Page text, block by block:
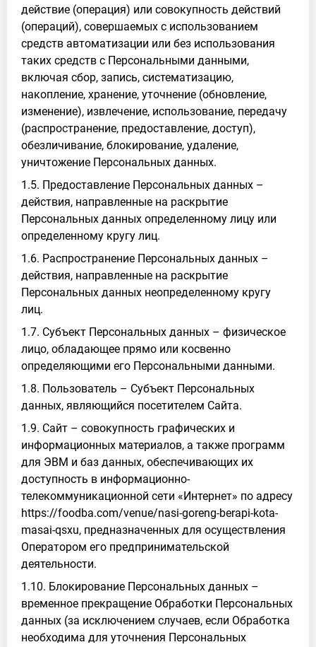
действие (операция) или совокупность действий
(операций), совершаемых с использованием
средств автоматизации или без использования
таких средств с Персональными данными,
включая сбор, запись, систематизацию,
накопление, хранение, уточнение (обновление,
изменение), извлечение, использование, передачу
(распространение, предоставление, доступ),
обезличивание, блокирование, удаление,
уничтожение Персональных данных.
1.5. Предоставление Персональных данных –
действия, направленные на раскрытие
Персональных данных определенному лицу или
определенному кругу лиц.
1.6. Распространение Персональных данных –
действия, направленные на раскрытие
Персональных данных неопределенному кругу
лиц.
1.7. Субъект Персональных данных – физическое
лицо, обладающее прямо или косвенно
определяющими его Персональными данными.
1.8. Пользователь – Субъект Персональных
данных, являющийся посетителем Сайта.
1.9. Сайт – совокупность графических и
информационных материалов, а также программ
для ЭВМ и баз данных, обеспечивающих их
доступность в информационно-
телекоммуникационной сети «Интернет» по адресу
https://foodba.com/venue/nasi-goreng-berapi-kota-
masai-qsxu, предназначенных для осуществления
Оператором его предпринимательской
деятельности.
1.10. Блокирование Персональных данных –
временное прекращение Обработки Персональных
данных (за исключением случаев, если Обработка
необходима для уточнения Персональных